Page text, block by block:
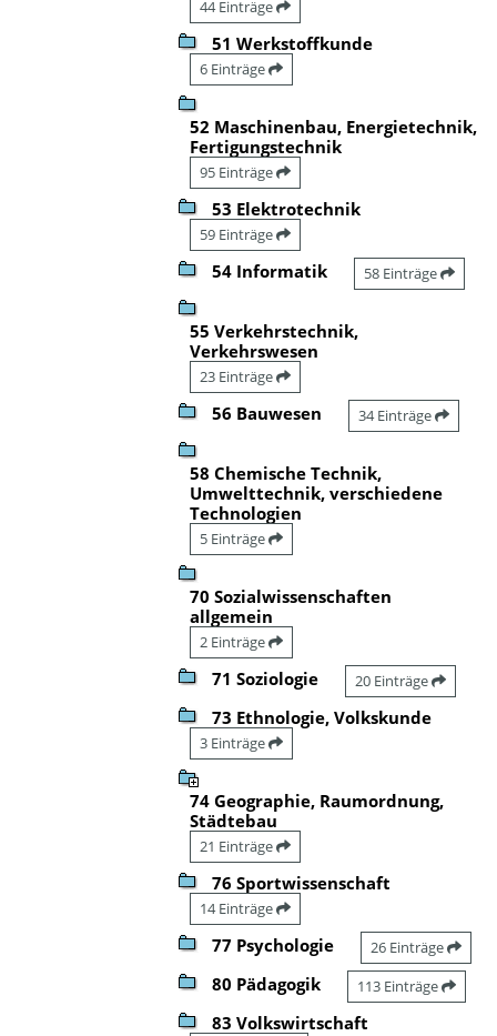
44 Einträge
51 Werkstoffkunde
6 Einträge
52 Maschinenbau, Energietechnik,
Fertigungstechnik
95 Einträge
53 Elektrotechnik
59 Einträge
54 Informatik 58 Einträge
55 Verkehrstechnik,
Verkehrswesen
23 Einträge
56 Bauwesen 34 Einträge
58 Chemische Technik,
Umwelttechnik, verschiedene
Technologien
5 Einträge
70 Sozialwissenschaften
allgemein
2 Einträge
71 Soziologie 20 Einträge
73 Ethnologie, Volkskunde
3 Einträge
74 Geographie, Raumordnung,
Städtebau
21 Einträge
76 Sportwissenschaft
14 Einträge
77 Psychologie 26 Einträge
80 Pädagogik 113 Einträge
83 Volkswirtschaft